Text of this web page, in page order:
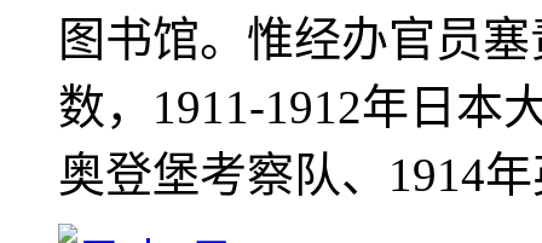
图书馆。惟经办官员
数，1911-1912年日本
奥登堡考察队、1914